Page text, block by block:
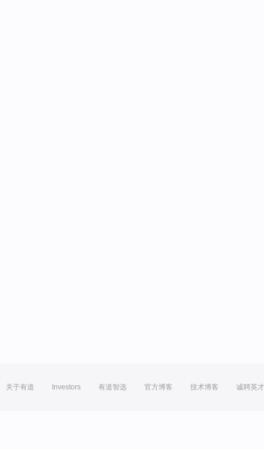
关于有道 Investors 有道智选 官方博客 技术博客 诚聘英才